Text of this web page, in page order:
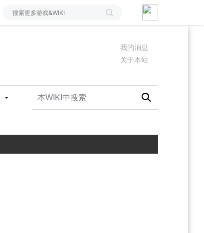
我的消息
关于本站